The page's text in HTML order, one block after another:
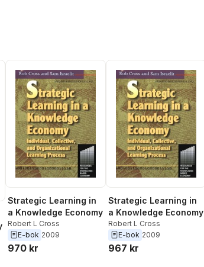
Strategic Learning in
a Knowledge Economy
Robert L Cross
E-bok 2009
970 kr
Strategic Learning in
a Knowledge Economy
Robert L Cross
E-bok 2009
967 kr